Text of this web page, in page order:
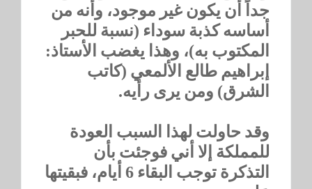
جداً أن يكون غير موجود، وأنه من
أساسه كذبة سوداء (نسبة للحبر
المكتوب به)، وهذا يغضب الأستاذ:
إبراهيم طالع الألمعي (كاتب
الشرق) ومن يرى رأيه.
وقد حاولت لهذا السبب العودة
للمملكة إلا أني فوجئت بأن
التذكرة توجب البقاء 6 أيام، فبقيتها